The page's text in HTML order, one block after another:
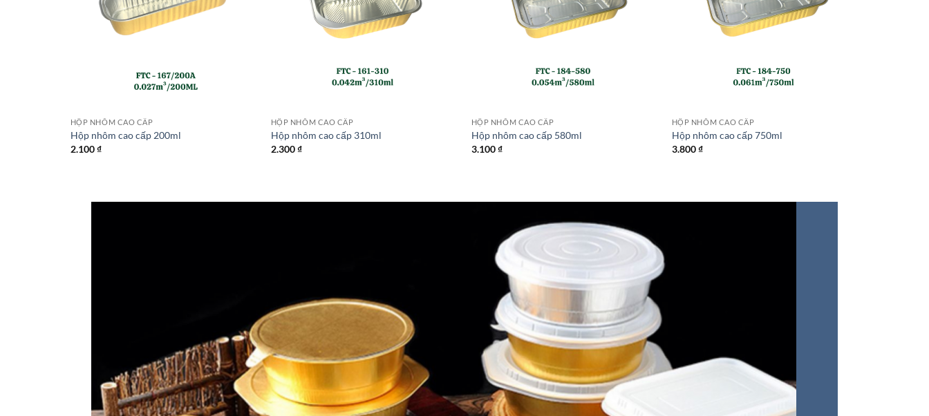
HỘP NHÔM CAO CẤP
Hộp nhôm cao cấp 200ml
2.100₫
HỘP NHÔM CAO CẤP
Hộp nhôm cao cấp 310ml
2.300₫
HỘP NHÔM CAO CẤP
Hộp nhôm cao cấp 580ml
3.100₫
HỘP NHÔM CAO CẤP
Hộp nhôm cao cấp 750ml
3.800₫